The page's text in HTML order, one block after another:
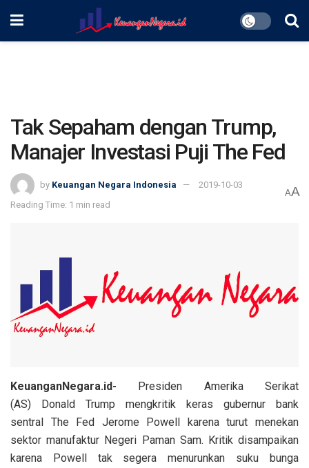
Tak Sepaham dengan Trump,
Manajer Investasi Puji The Fed
by Keuangan Negara Indonesia
2019-10-03
Reading Time: 1 min read
AA
KeuanganNegara.id- Presiden Amerika Serikat
(AS) Donald Trump mengkritik keras gubernur bank
sentral The Fed Jerome Powell karena turut menekan
sektor manufaktur Negeri Paman Sam. Kritik disampaikan
karena Powell tak segera menurunkan suku bunga